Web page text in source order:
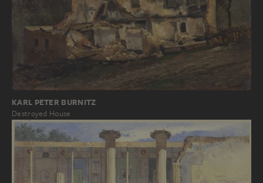
KARL PETER BURNITZ
Destroyed House